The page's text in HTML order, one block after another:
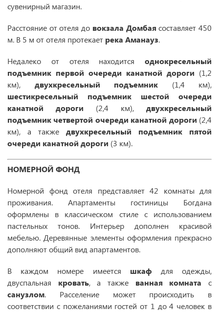
сувенирный магазин.
Расстояние от отеля до вокзала Домбаясоставляет 450
м. В 5 м от отеля протекает река Аманауз.
Недалеко от отеля находится однокресельный
подъемник первой очереди канатной дороги (1,2
км), двухкресельный подъемник (1,4 км),
шестикресельный подъемник шестой очереди
канатной дороги (2,4 км), двухкресельный
подъемник четвертой очереди канатной дороги (2,4
км), а также двухкресельный подъемник пятой
очереди канатной дороги (3 км).
НОМЕРНОЙ ФОНД
Номерной фонд отеля представляет 42 комнаты для
проживания. Апартаменты гостиницы Богдана
оформлены в классическом стиле с использованием
пастельных тонов. Интерьер дополнен красивой
мебелью. Деревянные элементы оформления прекрасно
дополняют общий вид апартаментов.
В каждом номере имеется шкаф для одежды,
двуспальная кровать, а также ванная комната с
санузлом. Расселение может происходить в
соответствии с пожеланиями гостей от 1 до 4 человек в